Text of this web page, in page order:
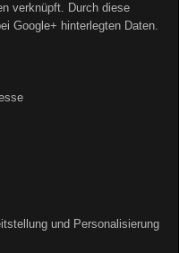
verknüpft. Durch diese
Google+ hinterlegten Daten.
und Personalisierung